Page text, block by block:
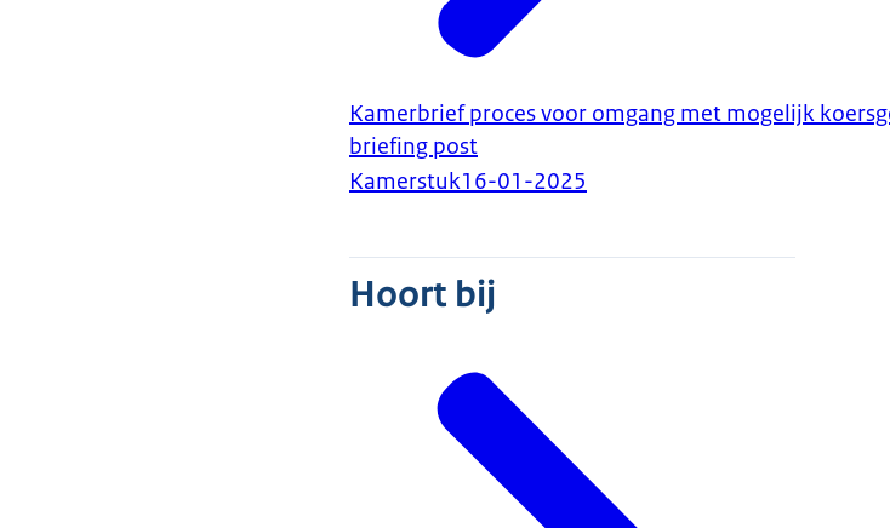
Kamerbrief proces voor omgang met mogelijk
briefing post
Kamerstuk16-01-2025
Hoort bij